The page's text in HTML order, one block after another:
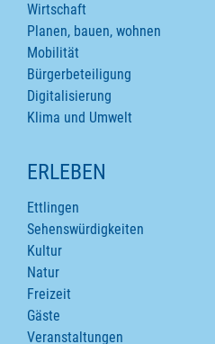
Wirtschaft
Planen, bauen, wohnen
Mobilität
Bürgerbeteiligung
Digitalisierung
Klima und Umwelt
ERLEBEN
Ettlingen
Sehenswürdigkeiten
Kultur
Natur
Freizeit
Gäste
Veranstaltungen